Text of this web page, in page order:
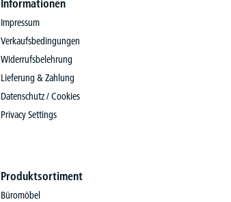
Informationen
Impressum
Verkaufsbedingungen
Widerrufsbelehrung
Lieferung & Zahlung
Datenschutz / Cookies
Privacy Settings
Produktsortiment
Büromöbel